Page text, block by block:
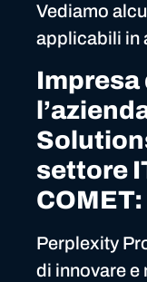
Vediamo
applicabili in
settore
COMET:
Perplexity
di innovare e